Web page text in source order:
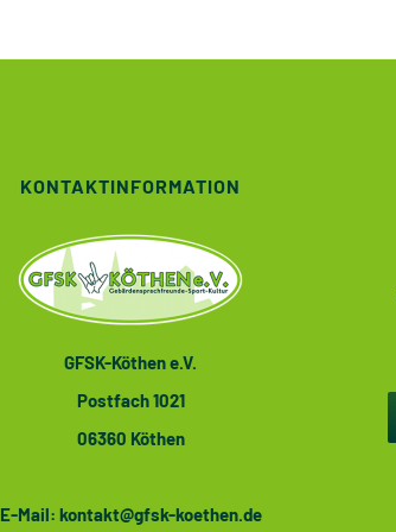
KONTAKTINFORMATION
GFSK-Köthen e.V.
Postfach 1021
06360 Köthen
E-Mail: kontakt@gfsk-koethen.de